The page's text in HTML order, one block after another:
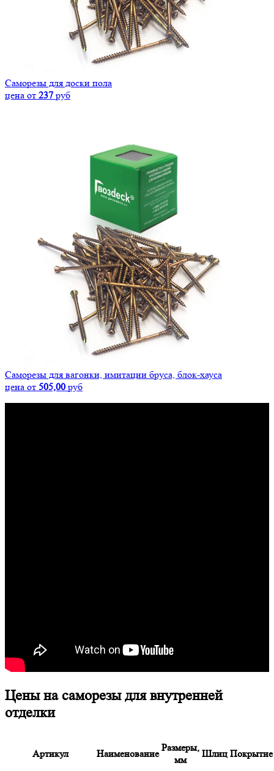
Саморезы для доски пола
цена от 237 руб
Саморезы для вагонки, имитации бруса, блок-хауса
цена от 505,00 руб
Цены на саморезы для внутренней
отделки
Артикул Наименование
Размеры,
мм
Шлиц Покрытие